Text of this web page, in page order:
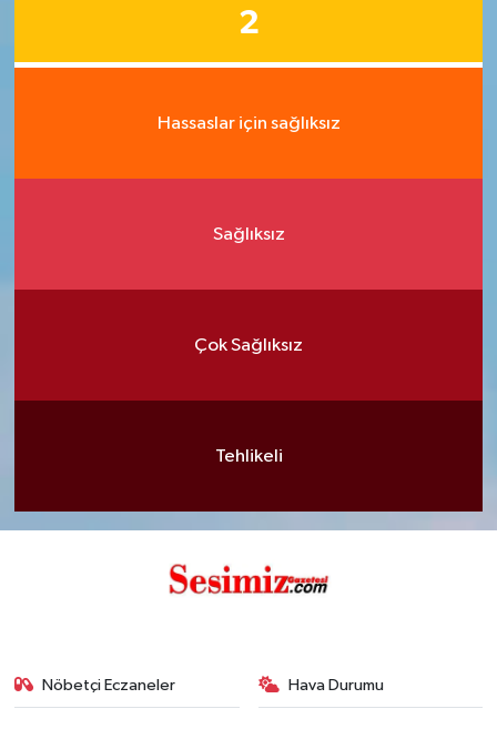
2
Hassaslar için sağlıksız
Sağlıksız
Çok Sağlıksız
Tehlikeli
Nöbetçi Eczaneler Hava Durumu